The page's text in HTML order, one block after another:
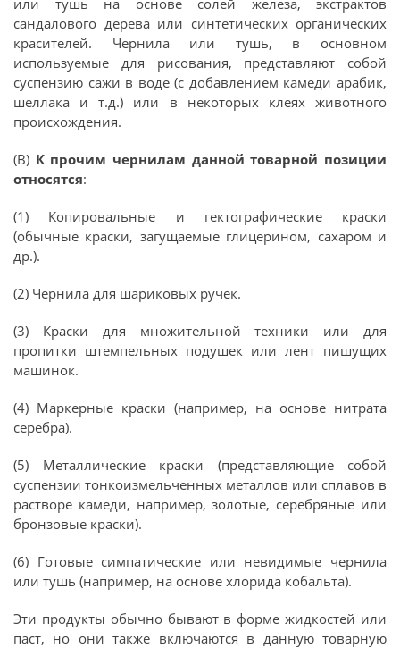
или тушь на основе солей железа, экстрактов
сандалового дерева или синтетических органических
красителей. Чернила или тушь, в основном
используемые для рисования, представляют собой
суспензию сажи в воде (с добавлением камеди арабик,
шеллака и т.д.) или в некоторых клеях животного
происхождения.
(В) К прочим чернилам данной товарной позиции
относятся:
(1) Копировальные и гектографические краски
(обычные краски, загущаемые глицерином, сахаром и
др.).
(2) Чернила для шариковых ручек.
(3) Краски для множительной техники или для
пропитки штемпельных подушек или лент пишущих
машинок.
(4) Маркерные краски (например, на основе нитрата
серебра).
(5) Металлические краски (представляющие собой
суспензии тонкоизмельченных металлов или сплавов в
растворе камеди, например, золотые, серебряные или
бронзовые краски).
(6) Готовые симпатические или невидимые чернила
или тушь (например, на основе хлорида кобальта).
Эти продукты обычно бывают в форме жидкостей или
паст, но они также включаются в данную товарную